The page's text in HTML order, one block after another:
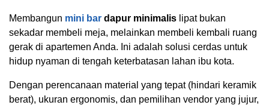
Membangun mini bar dapur minimalis lipat bukan
sekadar membeli meja, melainkan membeli kembali ruang
gerak di apartemen Anda. Ini adalah solusi cerdas untuk
hidup nyaman di tengah keterbatasan lahan ibu kota.
Dengan perencanaan material yang tepat (hindari keramik
berat), ukuran ergonomis, dan pemilihan vendor yang jujur,